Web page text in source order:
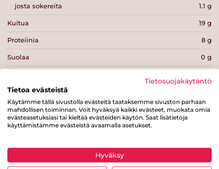
josta sokereita 1.1 g
Kuitua 19 g
Proteiinia 8 g
Suolaa 0 g
Tulosta sivu Jaa tuote
Tietosuojakäytäntö
Tietoa evästeistä
Käytämme tällä sivustolla evästeitä taataksemme sivuston parhaan
mahdollisen toiminnan. Voit hyväksyä kaikki evästeet, muokata omia
evästeasetuksiasi tai kieltää evästeiden käytön. Saat lisätietoja
käyttämistämme evästeistä avaamalla asetukset.
Hyväksy